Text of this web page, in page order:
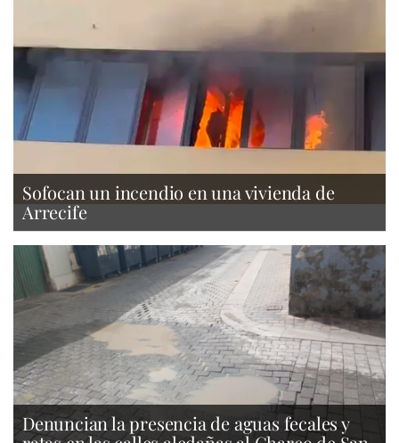
Sofocan un incendio en una vivienda de
Arrecife
Denuncian la presencia de aguas fecales y